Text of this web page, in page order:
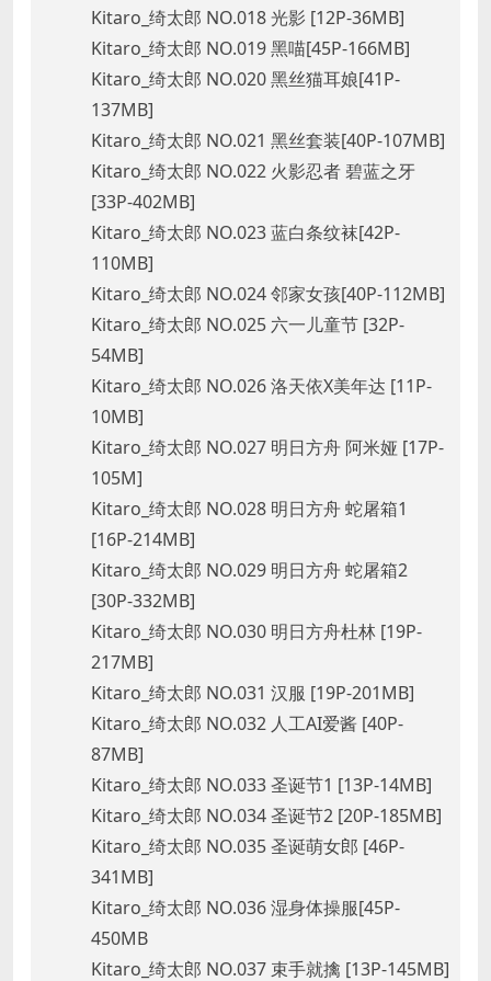
Kitaro_绮太郎 NO.018 光影 [12P-36MB]
Kitaro_绮太郎 NO.019 黑喵[45P-166MB]
Kitaro_绮太郎 NO.020 黑丝猫耳娘[41P-
137MB]
Kitaro_绮太郎 NO.021 黑丝套装[40P-107MB]
Kitaro_绮太郎 NO.022 火影忍者 碧蓝之牙
[33P-402MB]
Kitaro_绮太郎 NO.023 蓝白条纹袜[42P-
110MB]
Kitaro_绮太郎 NO.024 邻家女孩[40P-112MB]
Kitaro_绮太郎 NO.025 六一儿童节 [32P-
54MB]
Kitaro_绮太郎 NO.026 洛天依X美年达 [11P-
10MB]
Kitaro_绮太郎 NO.027 明日方舟 阿米娅 [17P-
105M]
Kitaro_绮太郎 NO.028 明日方舟 蛇屠箱1
[16P-214MB]
Kitaro_绮太郎 NO.029 明日方舟 蛇屠箱2
[30P-332MB]
Kitaro_绮太郎 NO.030 明日方舟杜林 [19P-
217MB]
Kitaro_绮太郎 NO.031 汉服 [19P-201MB]
Kitaro_绮太郎 NO.032 人工AI爱酱 [40P-
87MB]
Kitaro_绮太郎 NO.033 圣诞节1 [13P-14MB]
Kitaro_绮太郎 NO.034 圣诞节2 [20P-185MB]
Kitaro_绮太郎 NO.035 圣诞萌女郎 [46P-
341MB]
Kitaro_绮太郎 NO.036 湿身体操服[45P-
450MB
Kitaro_绮太郎 NO.037 束手就擒 [13P-145MB]